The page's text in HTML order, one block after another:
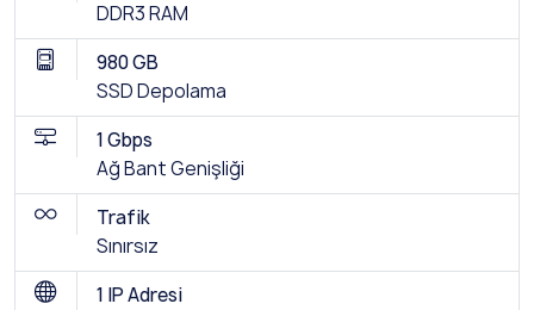
DDR3 RAM
980 GB
SSD Depolama
1 Gbps
Ağ Bant Genişliği
Trafik
Sınırsız
1 IP Adresi